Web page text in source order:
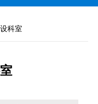
务指南
务指南
利率公告
常见问题
互动反馈纪检监察
省政务
科室